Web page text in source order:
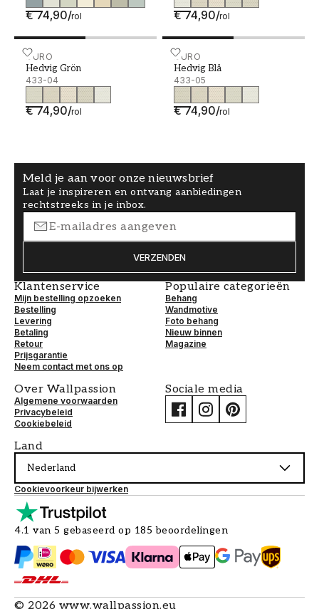
€ 74,90/rol € 74,90/rol
DURO
Hedvig Grön
433-04
€ 74,90/rol
Hedvig Grön - 433-04 DURO
Hedvig Blå
433-05
€ 74,90/rol
Hedvig Blå - 433-05
Meld je aan voor onze nieuwsbrief
Laat je inspireren en ontvang aanbiedingen
rechtstreeks in je inbox.
VERZENDEN
Klantenservice
Mijn bestelling opzoeken
Bestelling
Levering
Betaling
Retour
Prijsgarantie
Neem contact met ons op
Populaire categorieën
Behang
Wandmotive
Foto behang
Nieuw binnen
Magazine
Over Wallpassion
Algemene voorwaarden
Privacybeleid
Cookiebeleid
Sociale media
Land
Nederland
Cookievoorkeur bijwerken
4.1 van 5 gebaseerd op 185 beoordelingen
© 2026 www.wallpassion.eu